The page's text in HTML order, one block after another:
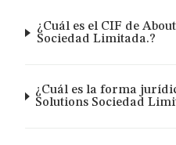
¿Cuál es el CIF de
Sociedad Limitada.?
¿Cuál es la forma
Solutions Sociedad